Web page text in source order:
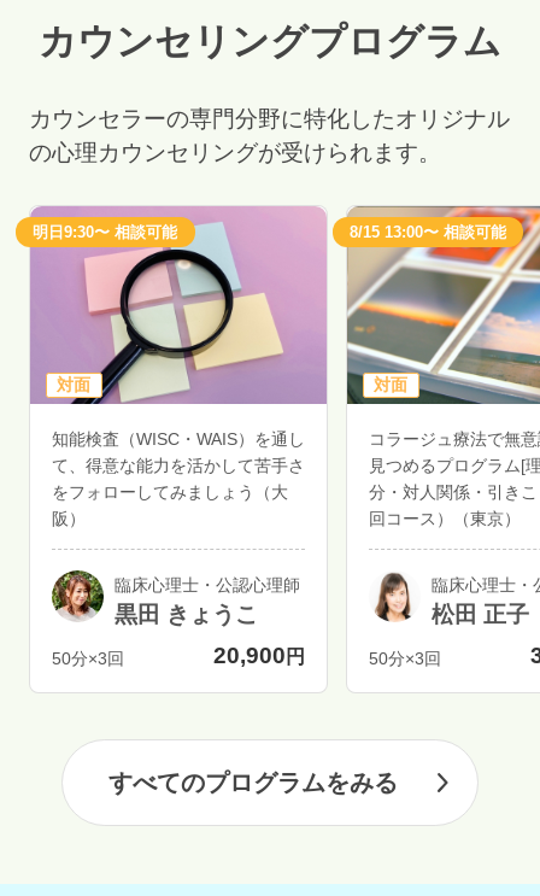
カウンセリングプログラム
カウンセラーの専門分野に特化したオリジナル
の心理カウンセリングが受けられます。
明日9:30〜 相談可能
対面
知能検査（WISC・WAIS）を通し
て、得意な能力を活かして苦手さ
をフォローしてみましょう（大
阪）
臨床心理士・公認心理師
黒田 きょうこ
50分×3回 20,900 円
8/15 13:00〜 相談可能
対面
コラージュ療法で無
見つめるプログラム[
分・対人関係・引き
回コース）（東京）
臨床心理士・
松田 正子
50分×3回
すべてのプログラムをみる